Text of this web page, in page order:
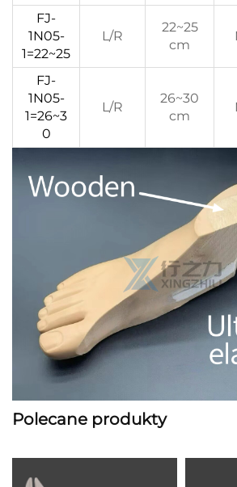
FJ-
1N05-
1=22~25
L/R
22~25
cm
FJ-
1N05-
1=26~3
0
L/R
26~30
cm
Polecane produkty